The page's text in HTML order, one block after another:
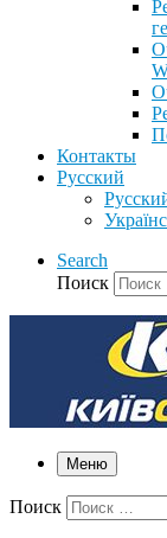
Контакты
Русский
Search
Поиск
Меню
Поиск